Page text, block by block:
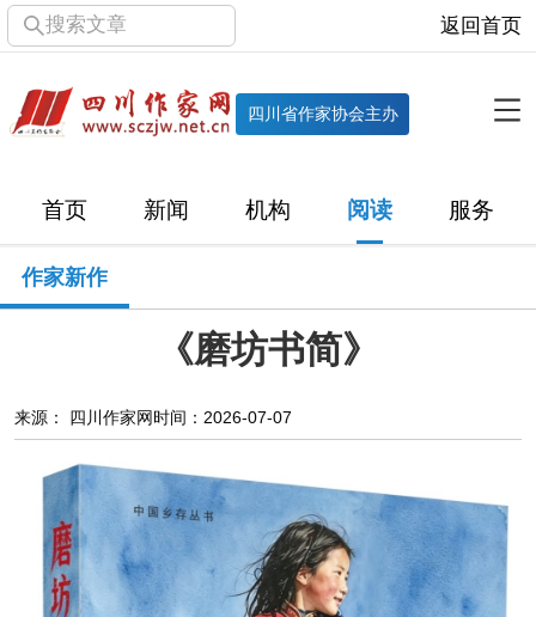
搜索文章 返回首页
四川省作家协会主办
首页 新闻 机构 阅读 服务
机构
直属单位 团体会员 主管社团 专门委员会
历届主席团
时政 文学动态
十百千 网络文学
阅读
小说 散文 诗歌 文学评论
作家新作
《磨坊书简》
来源： 四川作家网时间：2026-07-07